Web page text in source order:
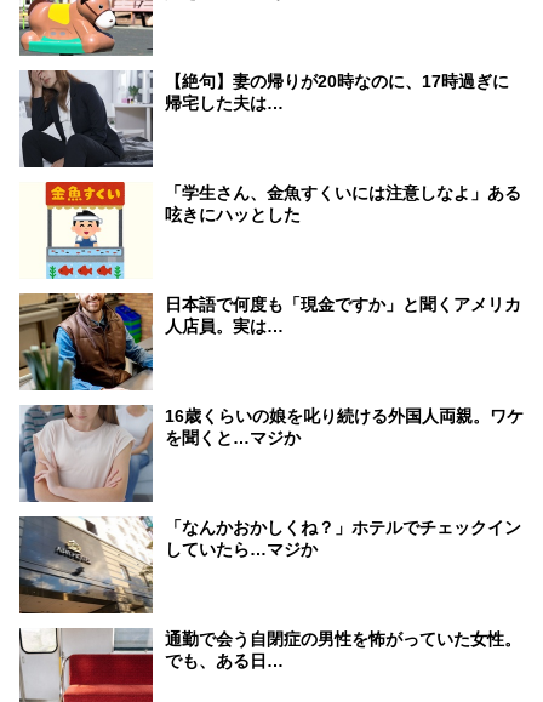
【絶句】妻の帰りが20時なのに、17時過ぎに
帰宅した夫は…
「学生さん、金魚すくいには注意しなよ」ある
呟きにハッとした
日本語で何度も「現金ですか」と聞くアメリカ
人店員。実は…
16歳くらいの娘を叱り続ける外国人両親。ワケ
を聞くと…マジか
「なんかおかしくね？」ホテルでチェックイン
していたら…マジか
通勤で会う自閉症の男性を怖がっていた女性。
でも、ある日…